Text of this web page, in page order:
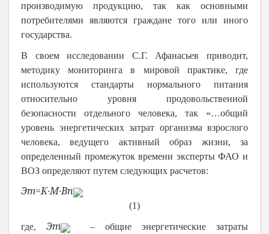
производимую продукцию, так как основными
потребителями являются граждане того или иного
государства.
В своем исследовании С.Г. Афанасьев приводит,
методику мониторинга в мировой практике, где
используются стандарты нормального питания
относительно уровня продовольственной
безопасности отдельного человека, так «…общий
уровень энергетических затрат организма взрослого
человека, ведущего активный образ жизни, за
определенный промежуток времени эксперты ФАО и
ВОЗ определяют путем следующих расчетов:
Эт=К∙М∙Вп
(1)
где, Эт
– общие энергетические затраты